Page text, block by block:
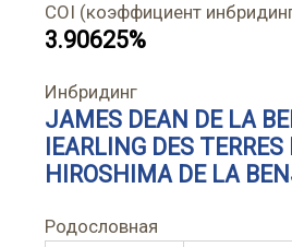
COI (коэффициент
3.90625%
Инбридинг
JAMES DEAN DE LA
IEARLING DES
HIROSHIMA DE LA
Родословная